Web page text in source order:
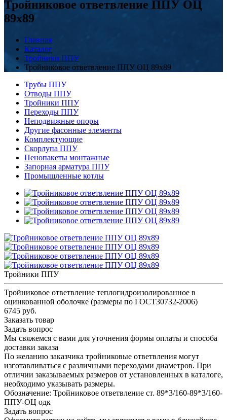
Тройниковое ответвление ППУ ОЦ
89x89
Главная
Каталог
Тройники ППУ
Тройниковое ответвление ППУ ОЦ 89x89
Трубы ППУ
Отводы ППУ
Тройники ППУ
Переходы ППУ
Неподвижные опоры
Другие фасонные элементы
Комплектующие
Скорлупа ППУ
Пенопакеты монтажные
Запорная арматура ППУ
Промышленные котлы
Тройники ППУ
Тройниковое ответвление теплогидроизолированное в
оцинкованной оболочке (размеры по ГОСТ30732-2006)
6745 руб.
Заказать товар
Задать вопрос
Мы свяжемся с вами для уточнения формы оплаты и способа
доставки заказа
По желанию заказчика тройниковые ответвления могут
изготавливаться с различными переходами диаметров. При
отличии заказываемых размеров от установленных в каталоге,
необходимо указывать размеры.
Обозначение: Тройниковое ответвление ст. 89*3/160-89*3/160-
ППУ-ОЦ одк
Задать вопрос